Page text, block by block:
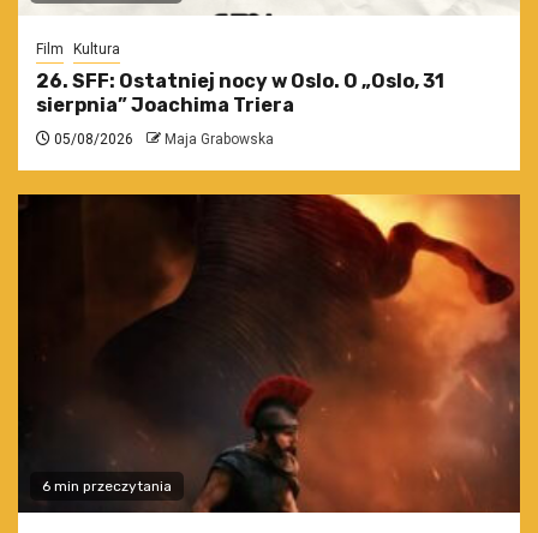
Film Kultura
26. SFF: Ostatniej nocy w Oslo. O „Oslo, 31
sierpnia” Joachima Triera
05/08/2026 Maja Grabowska
6 min przeczytania